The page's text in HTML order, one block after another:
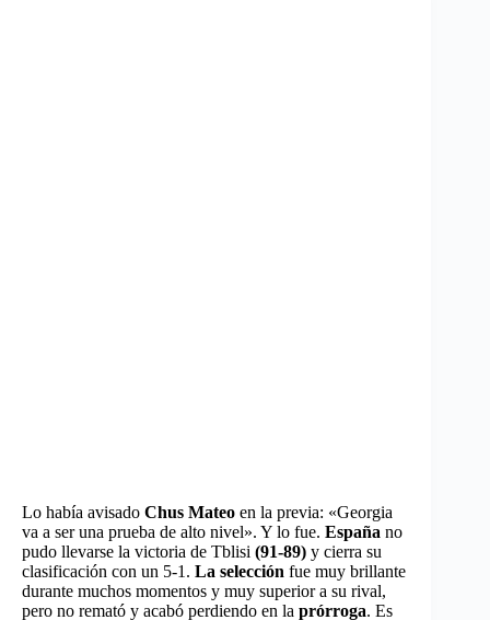
Lo había avisado Chus Mateo en la previa: «Georgia
va a ser una prueba de alto nivel». Y lo fue. España no
pudo llevarse la victoria de Tblisi (91-89) y cierra su
clasificación con un 5-1. La selección fue muy brillante
durante muchos momentos y muy superior a su rival,
pero no remató y acabó perdiendo en la prórroga. Es